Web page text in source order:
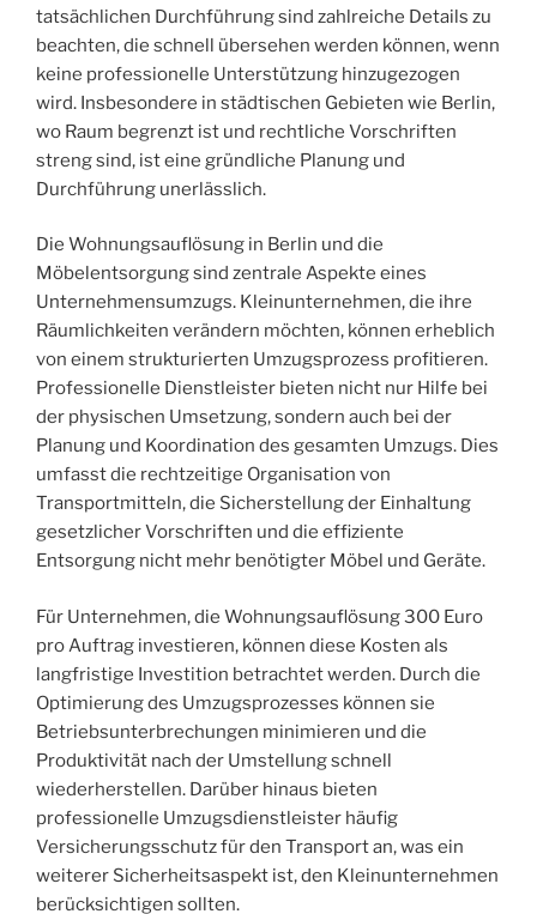
tatsächlichen Durchführung sind zahlreiche Details zu
beachten, die schnell übersehen werden können, wenn
keine professionelle Unterstützung hinzugezogen
wird. Insbesondere in städtischen Gebieten wie Berlin,
wo Raum begrenzt ist und rechtliche Vorschriften
streng sind, ist eine gründliche Planung und
Durchführung unerlässlich.
Die Wohnungsauflösung in Berlin und die
Möbelentsorgung sind zentrale Aspekte eines
Unternehmensumzugs. Kleinunternehmen, die ihre
Räumlichkeiten verändern möchten, können erheblich
von einem strukturierten Umzugsprozess profitieren.
Professionelle Dienstleister bieten nicht nur Hilfe bei
der physischen Umsetzung, sondern auch bei der
Planung und Koordination des gesamten Umzugs. Dies
umfasst die rechtzeitige Organisation von
Transportmitteln, die Sicherstellung der Einhaltung
gesetzlicher Vorschriften und die effiziente
Entsorgung nicht mehr benötigter Möbel und Geräte.
Für Unternehmen, die Wohnungsauflösung 300 Euro
pro Auftrag investieren, können diese Kosten als
langfristige Investition betrachtet werden. Durch die
Optimierung des Umzugsprozesses können sie
Betriebsunterbrechungen minimieren und die
Produktivität nach der Umstellung schnell
wiederherstellen. Darüber hinaus bieten
professionelle Umzugsdienstleister häufig
Versicherungsschutz für den Transport an, was ein
weiterer Sicherheitsaspekt ist, den Kleinunternehmen
berücksichtigen sollten.